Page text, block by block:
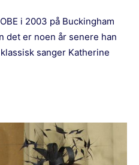
i 2003 på Buckingham
det er noen år senere han
sanger Katherine